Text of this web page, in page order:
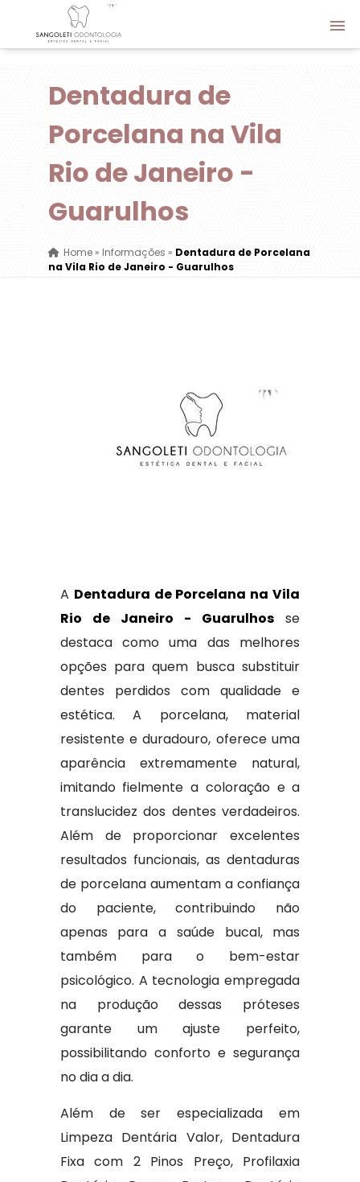
Dentadura de
Porcelana na Vila
Rio de Janeiro -
Guarulhos
Home» Informações » Dentadura de Porcelana
na Vila Rio de Janeiro - Guarulhos
A Dentadura de Porcelana na Vila
Rio de Janeiro - Guarulhos se
destaca como uma das melhores
opções para quem busca substituir
dentes perdidos com qualidade e
estética. A porcelana, material
resistente e duradouro, oferece uma
aparência extremamente natural,
imitando fielmente a coloração e a
translucidez dos dentes verdadeiros.
Além de proporcionar excelentes
resultados funcionais, as dentaduras
de porcelana aumentam a confiança
do paciente, contribuindo não
apenas para a saúde bucal, mas
também para o bem-estar
psicológico. A tecnologia empregada
na produção dessas próteses
garante um ajuste perfeito,
possibilitando conforto e segurança
no dia a dia.
Além de ser especializada em
Limpeza Dentária Valor, Dentadura
Fixa com 2 Pinos Preço, Profilaxia